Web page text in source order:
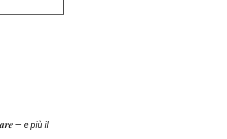
— e più il